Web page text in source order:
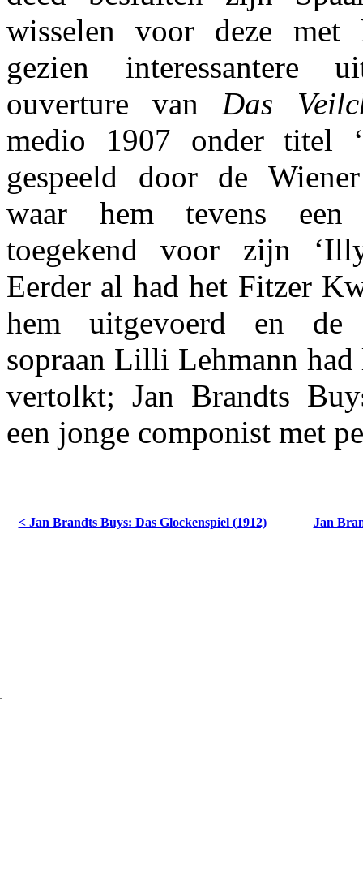
wisselen voor deze met
gezien interessantere
ouverture vanDas
medio 1907 onder titel
gespeeld door de
waar hem tevens een
toegekend voor zijn
Eerder al had het Fitzer
hem uitgevoerd en de
sopraan Lilli Lehmann had
vertolkt; Jan Brandts
een jonge componist met
< Jan Brandts Buys: Das Glockenspiel (1912) Jan